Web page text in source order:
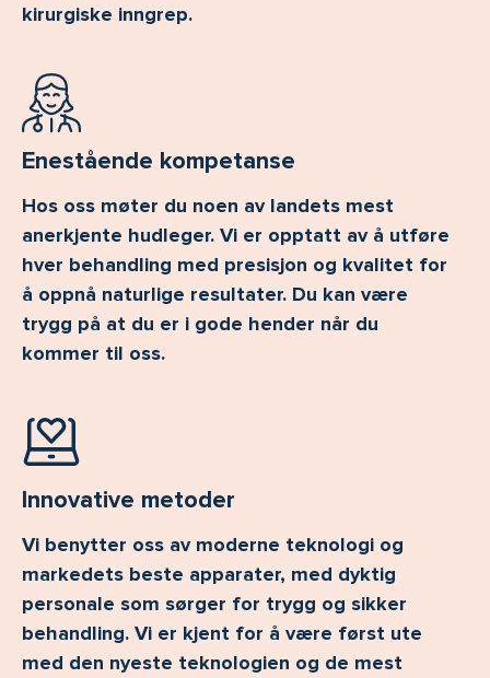
kirurgiske inngrep.
Enestående kompetanse
Hos oss møter du noen av landets mest
anerkjente hudleger. Vi er opptatt av å utføre
hver behandling med presisjon og kvalitet for
å oppnå naturlige resultater. Du kan være
trygg på at du er i gode hender når du
kommer til oss.
Innovative metoder
Vi benytter oss av moderne teknologi og
markedets beste apparater, med dyktig
personale som sørger for trygg og sikker
behandling. Vi er kjent for å være først ute
med den nyeste teknologien og de mest